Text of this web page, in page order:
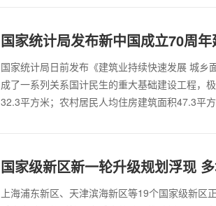
国家统计局发布新中国成立70周
国家统计局日前发布《建筑业持续快速发展 城
成了一系列关系国计民生的重大基础建设工程，
32.3平方米；农村居民人均住房建筑面积47.3平
国家级新区新一轮升级规划浮现
上海浦东新区、天津滨海新区等19个国家级新